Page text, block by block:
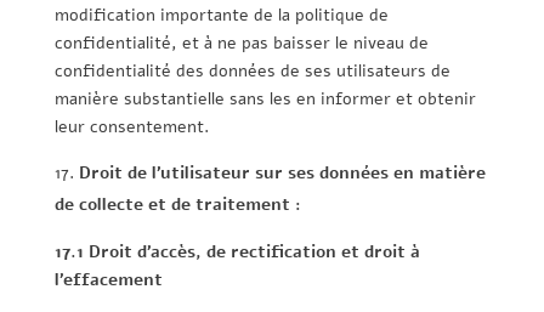
modification importante de la politique de
confidentialité, et à ne pas baisser le niveau de
confidentialité des données de ses utilisateurs de
manière substantielle sans les en informer et obtenir
leur consentement.
Droit de l’utilisateur sur ses données en matière
de collecte et de traitement :
17.1 Droit d’accès, de rectification et droit à
l’effacement